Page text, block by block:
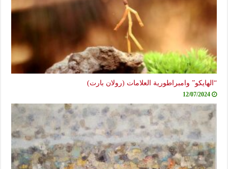
“الهايكو” وامبراطورية العلامات (رولان بارت)
12/07/2024